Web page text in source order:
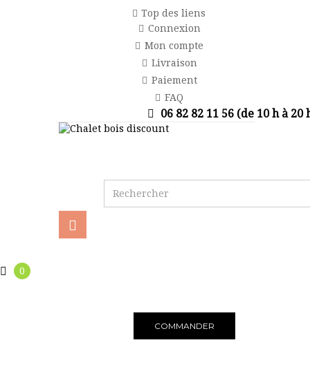
Top des liens
Connexion
Mon compte
Livraison
Paiement
FAQ
06 82 82 11 56 (de 10 h à 20
Basculer
la
0
COMMANDER